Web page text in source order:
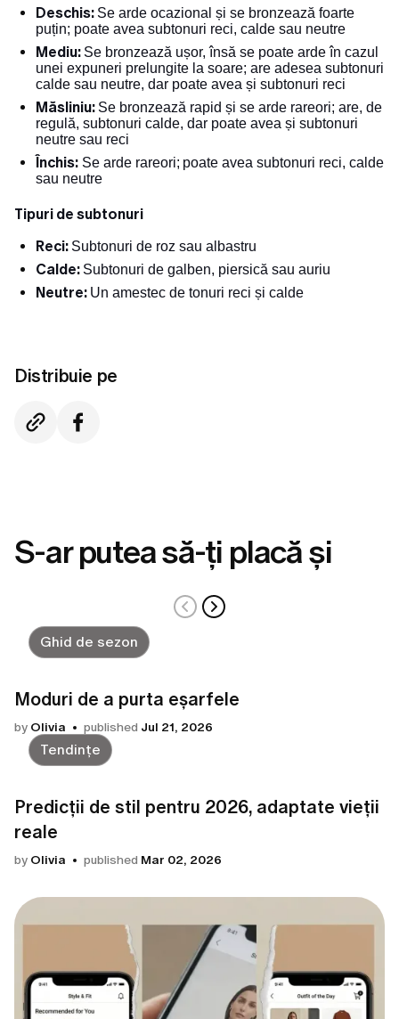
Deschis: Se arde ocazional și se bronzează foarte
puțin; poate avea subtonuri reci, calde sau neutre
Mediu: Se bronzează ușor, însă se poate arde în cazul
unei expuneri prelungite la soare; are adesea subtonuri
calde sau neutre, dar poate avea și subtonuri reci
Măsliniu: Se bronzează rapid și se arde rareori; are, de
regulă, subtonuri calde, dar poate avea și subtonuri
neutre sau reci
Închis: Se arde rareori; poate avea subtonuri reci, calde
sau neutre
Tipuri de subtonuri
Reci: Subtonuri de roz sau albastru
Calde: Subtonuri de galben, piersică sau auriu
Neutre: Un amestec de tonuri reci și calde
Distribuie pe
S-ar putea să-ți placă și
Ghid de sezon
Moduri de a purta eșarfele
by Olivia published Jul 21, 2026
Tendințe
Predicții de stil pentru 2026, adaptate vieții
reale
by Olivia published Mar 02, 2026